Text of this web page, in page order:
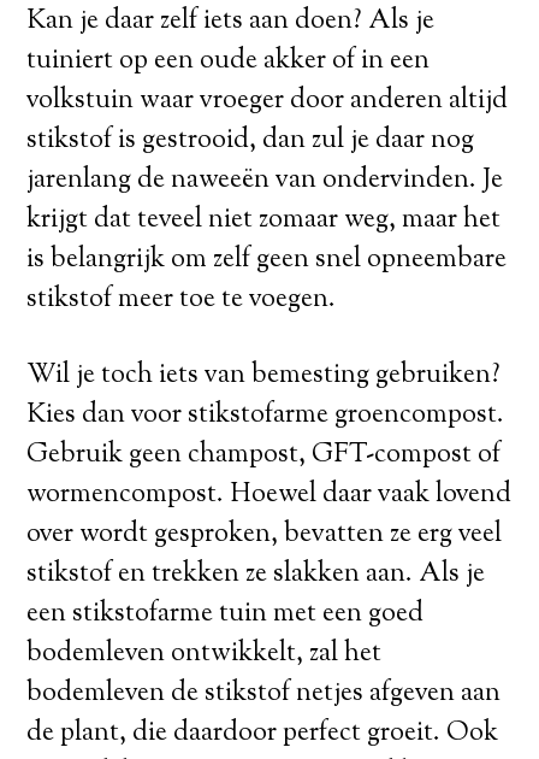
Kan je daar zelf iets aan doen? Als je
tuiniert op een oude akker of in een
volkstuin waar vroeger door anderen altijd
stikstof is gestrooid, dan zul je daar nog
jarenlang de naweeën van ondervinden. Je
krijgt dat teveel niet zomaar weg, maar het
is belangrijk om zelf geen snel opneembare
stikstof meer toe te voegen.
Wil je toch iets van bemesting gebruiken?
Kies dan voor stikstofarme groencompost.
Gebruik geen champost, GFT-compost of
wormencompost. Hoewel daar vaak lovend
over wordt gesproken, bevatten ze erg veel
stikstof en trekken ze slakken aan. Als je
een stikstofarme tuin met een goed
bodemleven ontwikkelt, zal het
bodemleven de stikstof netjes afgeven aan
de plant, die daardoor perfect groeit. Ook